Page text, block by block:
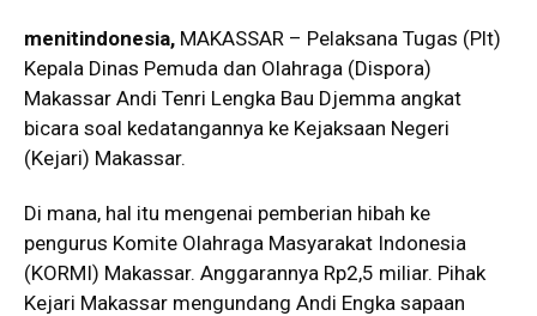
menitindonesia, MAKASSAR – Pelaksana Tugas (Plt)
Kepala Dinas Pemuda dan Olahraga (Dispora)
Makassar Andi Tenri Lengka Bau Djemma angkat
bicara soal kedatangannya ke Kejaksaan Negeri
(Kejari) Makassar.
Di mana, hal itu mengenai pemberian hibah ke
pengurus Komite Olahraga Masyarakat Indonesia
(KORMI) Makassar. Anggarannya Rp2,5 miliar. Pihak
Kejari Makassar mengundang Andi Engka sapaan